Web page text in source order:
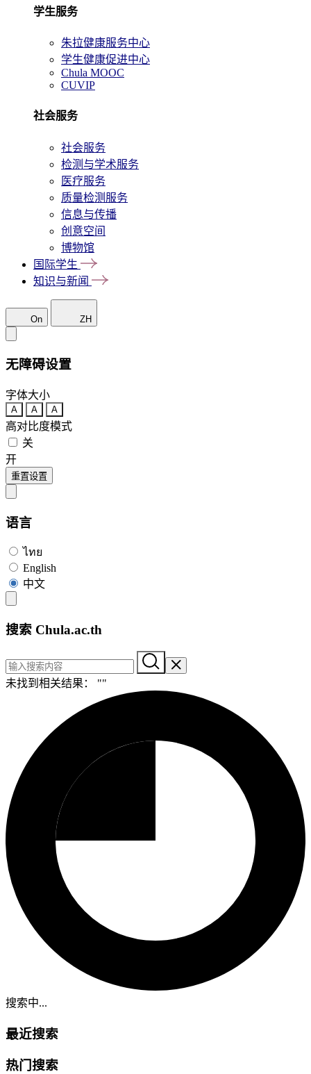
学生服务
朱拉健康服务中心
学生健康促进中心
Chula MOOC
CUVIP
社会服务
社会服务
检测与学术服务
医疗服务
质量检测服务
信息与传播
创意空间
博物馆
国际学生
知识与新闻
On ZH
无障碍设置
字体大小
A A A
高对比度模式
关
开
重置设置
语言
ไทย
English
中文
搜索 Chula.ac.th
未找到相关结果： ""
搜索中...
最近搜索
热门搜索